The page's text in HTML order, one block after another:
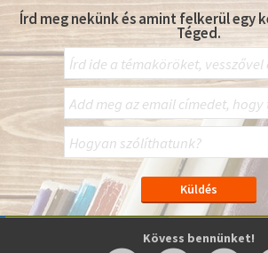
Írd meg nekünk és amint felkerül egy
Téged.
Kövess bennünket!